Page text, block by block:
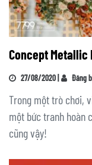
Concept Metallic
27/08/2020 | Đăng
Trong một trò chơi,
một bức tranh hoàn
cũng vậy!